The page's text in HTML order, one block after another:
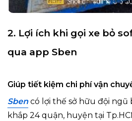
2. Lợi ích khi gọi xe bỏ
qua app Sben
Giúp tiết kiệm chi phí vận
Sben có lợi thế sở hữu đội ngũ
khắp 24 quận, huyện tại